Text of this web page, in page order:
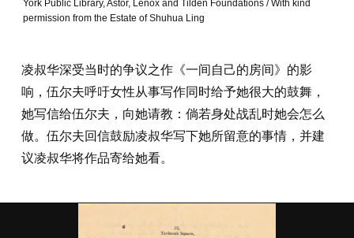
York Public Library, Astor, Lenox and Tilden Foundations / With kind
permission from the Estate of Shuhua Ling
凌叔华深受当时的争议之作《一间自己的房间》的影
响，伍尔夫呼吁女性从事写作同时给予她很大的鼓舞，
她写信给伍尔夫，向她请教：倘若身处战乱时她会怎么
做。伍尔夫回信鼓励凌叔华写下她所留意的事情，并建
议凌叔华将作品寄给她看。